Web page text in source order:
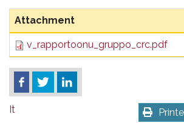
Attachment
v_rapportoonu_gruppo_crc.pdf
It